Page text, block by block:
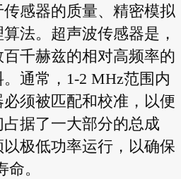
感器的质量、精密模拟
法。超声波传感器是，
千赫兹的相对高频率的
通常，1-2 MHz范围内
须被匹配和校准，以便
据了一大部分的总成
极低功率运行，以确保
。